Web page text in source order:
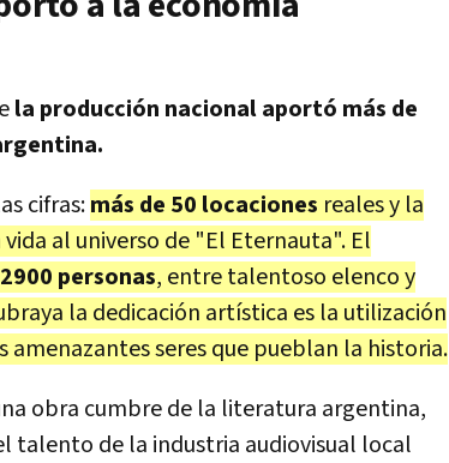
la producción nacional aportó más de
cifras:más de 50 locaciones reales y la
al universo de "El Eternauta". El
2900 personas, entre talentoso elenco y
la dedicación artística es la utilización
amenazantes seres que pueblan la historia.
obra cumbre de la literatura argentina,
talento de la industria audiovisual local